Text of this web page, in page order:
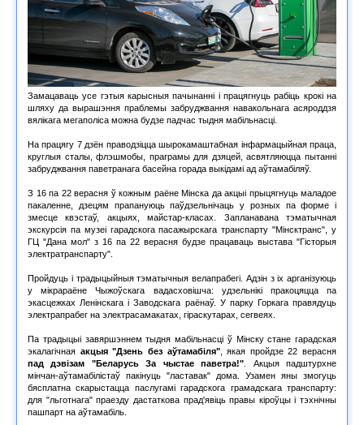
Замацаваць усе гэтыя карысныя пачынанні і працягнуць рабіць крокі на
шляху да вырашэння праблемы забруджвання навакольнага асяроддзя
вялікага мегаполіса можна будзе падчас тыдня мабільнасці.
На працягу 7 дзён праводзіцца шырокамаштабная інфармацыйная праца,
круглыя сталы, флэшмобы, праграмы для дзяцей, асвятляюцца пытанні
забруджвання паветранага басейна горада выкідамі ад аўтамабіляў.
З 16 па 22 верасня ў кожным раёне Мінска да акцыі прыцягнуць маладое
пакаленне, дзецям прапануюць паўдзельнічаць у розных па форме і
змесце квэстаў, акцыях, майстар-класах. Запланавана тэматычная
экскурсія па музеі гарадскога пасажырскага транспарту "Мінсктранс", у
ГЦ "Дана мол" з 16 па 22 верасня будзе працаваць выстава "Гісторыя
электратранспарту".
Пройдуць і традыцыйныя тэматычныя велапрабегі. Адзін з іх арганізуюць
у мікрараёне Чыжоўскага вадасховішча: удзельнікі пракоцяцца па
экасцежках Ленінскага і Заводскага раёнаў. У парку Горкага правядуць
электрапрабег на электрасамакатах, гіраскутарах, сегвеях.
Па традыцыі завяршэннем тыдня мабільнасці ў Мінску стане гарадская
экалагічная акцыя "Дзень без аўтамабіля", якая пройдзе 22 верасня
пад дэвізам "Беларусь За чыстае паветра!" . Акцыя падштурхне
мінчан-аўтамабілістаў пакінуць "ластавак" дома. Узамен яны змогуць
бясплатна скарыстацца паслугамі гарадскога грамадскага транспарту:
для "льготнага" праезду дастаткова прад'явіць правы кіроўцы і тэхнічны
пашпарт на аўтамабіль.